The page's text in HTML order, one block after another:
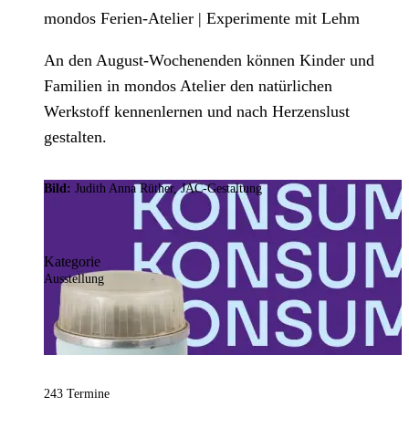
mondos Ferien-Atelier | Experimente mit Lehm
An den August-Wochenenden können Kinder und
Familien in mondos Atelier den natürlichen
Werkstoff kennenlernen und nach Herzenslust
gestalten.
Bild: Judith Anna Rüther, JAC-Gestaltung
Kategorie
Ausstellung
243 Termine